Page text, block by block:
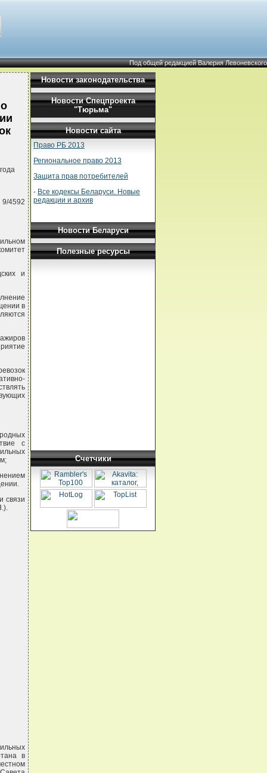
Под общей редакцией Валерия Левоневского
9/4592
и
в
с
связи
в
Новости законодательства
Новости Спецпроекта
"Тюрьма"
Новости сайта
Право РБ 2013
Региональное право 2013
Защита прав потребителей
- Все кодексы Беларуси. Новые
редакции и архив
Новости Беларуси
Полезные ресурсы
Счетчики